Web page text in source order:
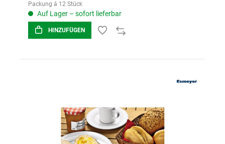
Packung á 12 Stück
Auf Lager – sofort lieferbar
HINZUFÜGEN